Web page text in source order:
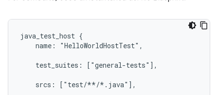
java_test_host {
    name: "HelloWorldHostTest",
    test_suites: ["general-tests"],
    srcs: ["test/**/*.java"],